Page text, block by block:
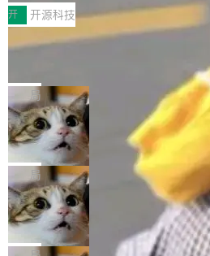
常维护操作，并完整支持 Iceberg V3
村国家自主创新示范区会议中心开幕。
由中关村智联软件服务业质量创新联盟
“智构可信·质创未来——AI原生时代的
式”为主题，直面AI从实验室走向规模
的核心质量命题。会上，《2026智能
工具选型手册》发布，Testin云测的
nt智能测试系统入选AI测试领域代表产
O而言，这提示了一个转变：AI测试正
工具升级为企业的质量基础设施。
现实 过去两年，CIO们的焦虑清单上
一是如何让大模型和智能体应用安全
向生产，二是如何让测试团队跟得上
开 开源科技
让非法状态不可表示：一篇关于
有一种东西，一旦用过就回不去了。
eev 管它叫"软件设计的基石"。 他说
鲜——代数数据类型（ADT），尤其是
（sum type）。但他说清楚了一件事：
型系统的学术体操，是日常编码的思
章从一个简单的例子切入。一个网站
设置，如果用布尔值 + 可空字段来
ean 表示是否可切换，nullable 的默
色方案、深色方案——会产生大量无意
合。方案缺了、配置冲突了、全 null
局
Cloudflare 开源内部企业 AI 平台
dflare OS
Cloudflare 发布了一个开源项目
S。如果你只看官方博客，你会觉得这
个"AI 知识库 + 聊天机器人"——每个
做，没什么新鲜的。 但 Kenton
r 上把事情说清楚了： 今天我们发布
re OS，一个带连接器的聊天机器人，
局
Deno 团队开源 Celld，可自托管
布式 Durable Objects
Ryan Dahl 领导的 Deno 团队推出了
目 Celld，一个能在自己机器上运行